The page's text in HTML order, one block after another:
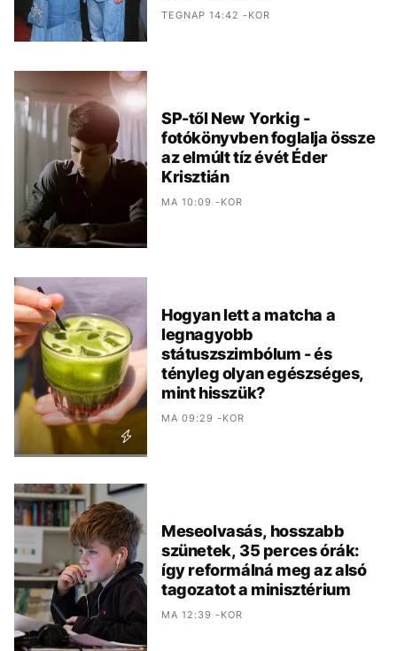
TEGNAP 14:42 -KOR
SP-től New Yorkig -
fotókönyvben foglalja össze
az elmúlt tíz évét Éder
Krisztián
MA 10:09 -KOR
Hogyan lett a matcha a
legnagyobb
státuszszimbólum - és
tényleg olyan egészséges,
mint hisszük?
MA 09:29 -KOR
Meseolvasás, hosszabb
szünetek, 35 perces órák:
így reformálná meg az alsó
tagozatot a minisztérium
MA 12:39 -KOR